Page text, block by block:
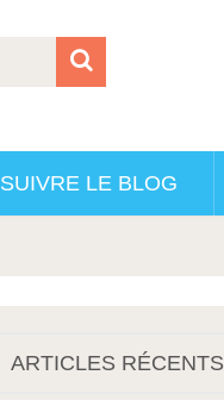
SUIVRE LE BLOG
ARTICLES RÉCENTS